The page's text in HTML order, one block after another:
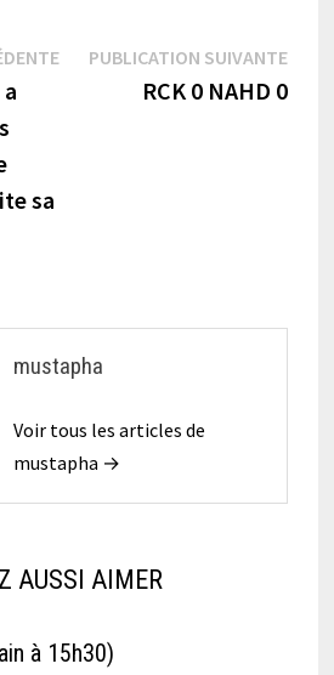
Publication
précédente :
sa
PUBLICATION SUIVANTE
RCK 0 NAHD 0
mustapha
Voir tous les articles de
mustapha →
AUSSI AIMER
à 15h30)